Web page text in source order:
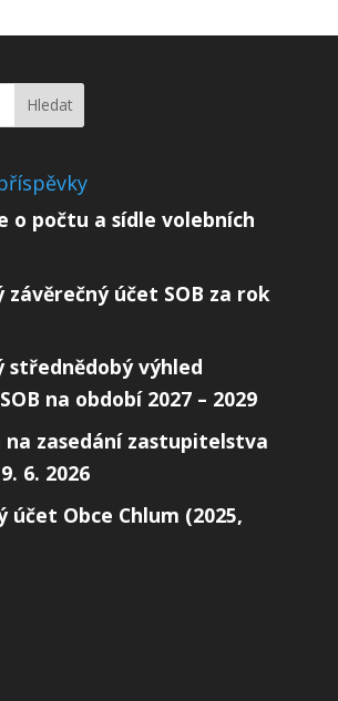
o počtu a sídle volebních
závěrečný účet SOB za rok
střednědobý výhled
na období 2027 – 2029
na zasedání zastupitelstva
6. 2026
účet Obce Chlum (2025,